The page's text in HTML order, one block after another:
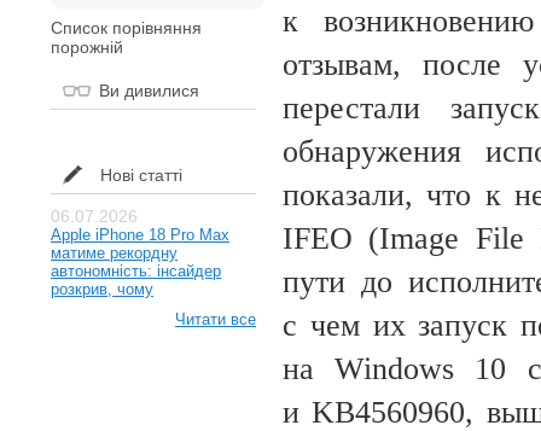
Список порівняння
порожній
Ви дивилися
Нові статті
06.07.2026
Apple iPhone 18 Pro Max
матиме рекордну
автономність: інсайдер
розкрив, чому
Читати все
к
отзывам, после
перестали
обнаружения
показали, что к
IFEO (Image File
пути до
с чем их запуск
на Windows 10 с
и KB4560960,